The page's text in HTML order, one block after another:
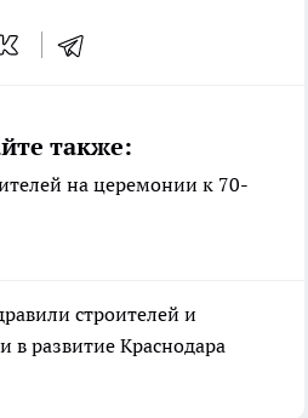
также:
на церемонии к 70-
строителей и
в развитие Краснодара